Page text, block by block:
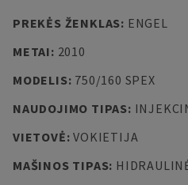
PREKĖS ŽENKLAS: ENGEL
METAI: 2010
MODELIS: 750/160 SPEX
NAUDOJIMO TIPAS:
VIETOVĖ:VOKIETIJA
MAŠINOS TIPAS: